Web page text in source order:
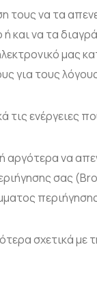
τους να τα
ή και να τα
μας
για τους
ενέργειες
αργότερα να
σας
σχετικά με